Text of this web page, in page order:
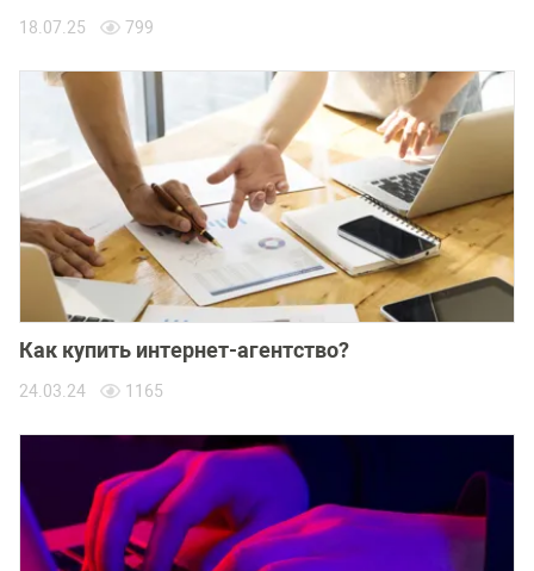
18.07.25 799
Как купить интернет-агентство?
24.03.24 1165